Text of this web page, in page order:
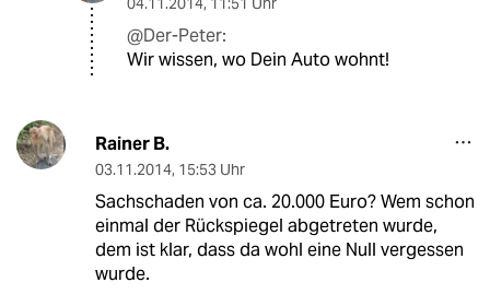
@Der-Peter:
Wir wissen, wo Dein Auto wohnt!
Rainer B.
03.11.2014, 15:53 Uhr
Sachschaden von ca. 20.000 Euro? Wem schon
einmal der Rückspiegel abgetreten wurde,
dem ist klar, dass da wohl eine Null vergessen
wurde.